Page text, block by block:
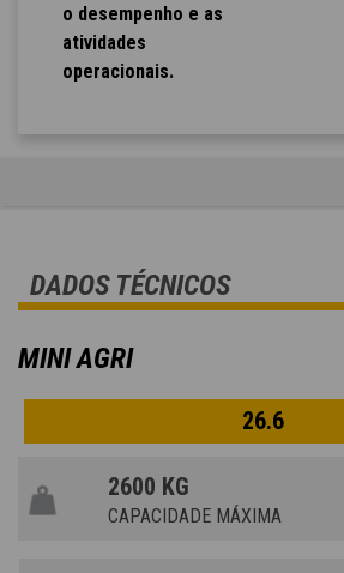
o desempenho e as
atividades
operacionais.
DADOS TÉCNICOS
MINI AGRI
26.6
2600 KG
CAPACIDADE MÁXIMA